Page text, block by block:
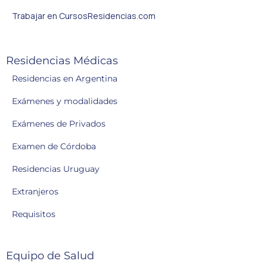
Trabajar en CursosResidencias.com
Residencias Médicas
Residencias en Argentina
Exámenes y modalidades
Exámenes de Privados
Examen de Córdoba
Residencias Uruguay
Extranjeros
Requisitos
Equipo de Salud